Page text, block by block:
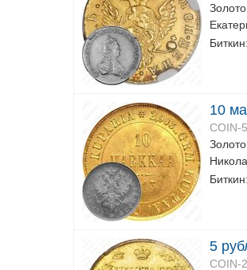
Золото
10
COIN-
Золото
5
COIN-